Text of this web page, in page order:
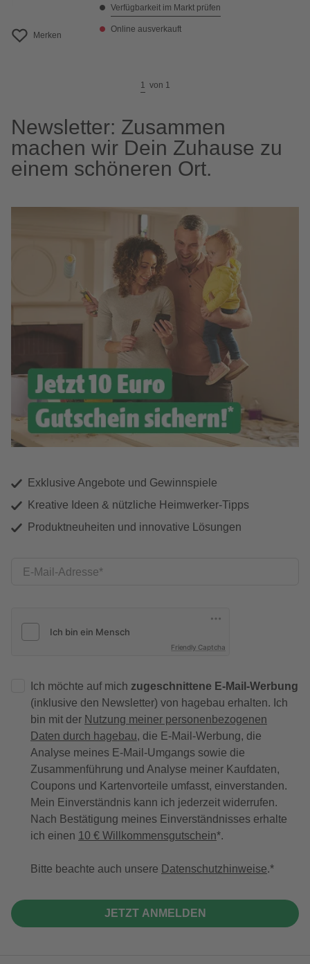
Merken
Verfügbarkeit im Markt prüfen
Online ausverkauft
1 von 1
Newsletter: Zusammen
machen wir Dein Zuhause zu
einem schöneren Ort.
Exklusive Angebote und Gewinnspiele
Kreative Ideen & nützliche Heimwerker-Tipps
Produktneuheiten und innovative Lösungen
E-Mail-Adresse
Friendly Captcha
Ich möchte auf mich zugeschnittene E-Mail-Werbung
(inklusive den Newsletter) von hagebau erhalten. Ich
bin mit der Nutzung meiner personenbezogenen
Daten durch hagebau, die E-Mail-Werbung, die
Analyse meines E-Mail-Umgangs sowie die
Zusammenführung und Analyse meiner Kaufdaten,
Coupons und Kartenvorteile umfasst, einverstanden.
Mein Einverständnis kann ich jederzeit widerrufen.
Nach Bestätigung meines Einverständnisses erhalte
ich einen 10 € Willkommensgutschein*.
Bitte beachte auch unsere Datenschutzhinweise.
JETZT ANMELDEN